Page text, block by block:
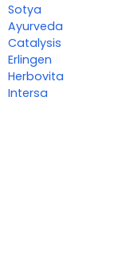
Sotya
Ayurveda
Catalysis
Erlingen
Herbovita
Intersa